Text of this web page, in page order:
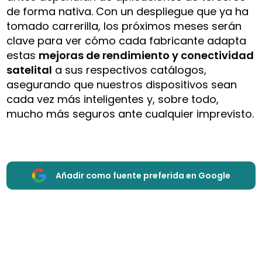
de forma nativa. Con un despliegue que ya ha
tomado carrerilla, los próximos meses serán
clave para ver cómo cada fabricante adapta
estas mejoras de rendimiento y conectividad
satelital a sus respectivos catálogos,
asegurando que nuestros dispositivos sean
cada vez más inteligentes y, sobre todo,
mucho más seguros ante cualquier imprevisto.
Añadir como fuente preferida en Google